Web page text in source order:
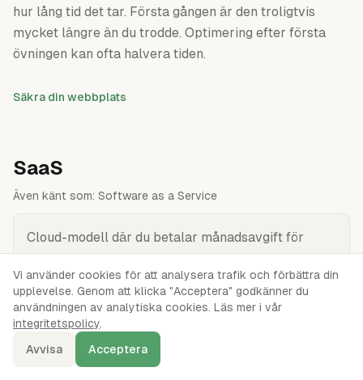
hur lång tid det tar. Första gången är den troligtvis
mycket längre än du trodde. Optimering efter första
övningen kan ofta halvera tiden.
Säkra din webbplats
SaaS
Även känt som: Software as a Service
Cloud-modell där du betalar månadsavgift för
färdig mjukvara i webbläsaren. Ingen installation,
inga uppdateringar — bara logga in och använd.
SaaS (Software as a Service) är den högsta
abstraktionsnivån av molntjänster — du använder en
färdig webbapplikation via webbläsaren mot en
Vi använder cookies för att analysera trafik och förbättra din
upplevelse. Genom att klicka "Acceptera" godkänner du
användningen av analytiska cookies. Läs mer i vår
integritetspolicy.
Avvisa
Acceptera